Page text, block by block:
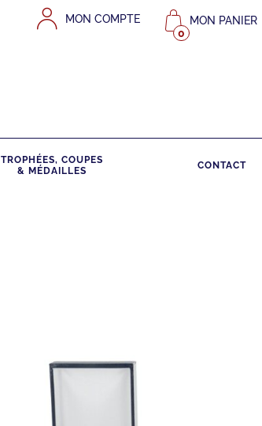
MON COMPTE
0
MON PANIER
TROPHÉES, COUPES
& MÉDAILLES
CONTACT